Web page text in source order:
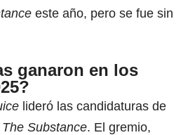
este año, pero se fue sin
ganaron en los
lideró las candidaturas de
The Substance. El gremio,